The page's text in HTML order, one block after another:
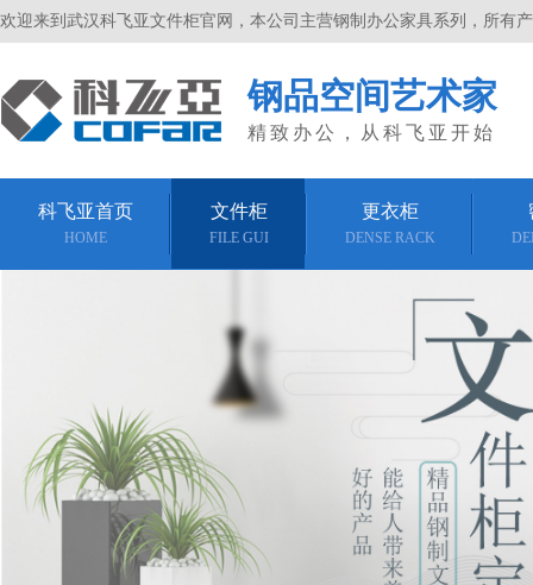
欢迎来到武汉科飞亚文件柜官网，本公司主营钢制办公家具系列，所有
钢品空间艺术家
精致办公，从科飞亚开始
科飞亚首页
HOME
文件柜
FILE GUI
更衣柜
DENSE RACK